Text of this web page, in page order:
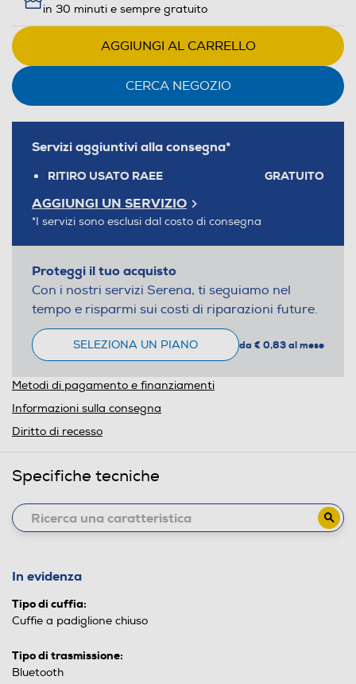
in 30 minuti e sempre gratuito
AGGIUNGI AL CARRELLO
CERCA NEGOZIO
Servizi aggiuntivi alla consegna*
RITIRO USATO RAEE GRATUITO
AGGIUNGI UN SERVIZIO
*I servizi sono esclusi dal costo di consegna
Proteggi il tuo acquisto
Con i nostri servizi Serena, ti seguiamo nel
tempo e risparmi sui costi di riparazioni future.
SELEZIONA UN PIANO da € 0,83 al mese
Metodi di pagamento e finanziamenti
Informazioni sulla consegna
Diritto di recesso
Specifiche tecniche
In evidenza
Tipo di cuffia:
Cuffie a padiglione chiuso
Tipo di trasmissione:
Bluetooth